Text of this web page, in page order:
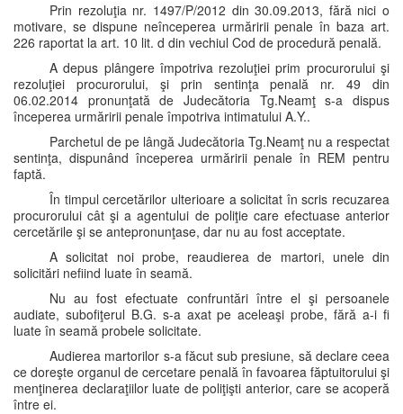
Prin rezoluţia nr. 1497/P/2012 din 30.09.2013, fără nici o
motivare, se dispune neînceperea urmăririi penale în baza art.
226 raportat la art. 10 lit. d din vechiul Cod de procedură penală.
A depus plângere împotriva rezoluţiei prim procurorului şi
rezoluţiei procurorului, şi prin sentinţa penală nr. 49 din
06.02.2014 pronunţată de Judecătoria Tg.Neamţ s-a dispus
începerea urmăririi penale împotriva intimatului A.Y..
Parchetul de pe lângă Judecătoria Tg.Neamţ nu a respectat
sentinţa, dispunând începerea urmăririi penale în REM pentru
faptă.
În timpul cercetărilor ulterioare a solicitat în scris recuzarea
procurorului cât şi a agentului de poliţie care efectuase anterior
cercetările şi se antepronunţase, dar nu au fost acceptate.
A solicitat noi probe, reaudierea de martori, unele din
solicitări nefiind luate în seamă.
Nu au fost efectuate confruntări între el şi persoanele
audiate, subofiţerul B.G. s-a axat pe aceleaşi probe, fără a-i fi
luate în seamă probele solicitate.
Audierea martorilor s-a făcut sub presiune, să declare ceea
ce doreşte organul de cercetare penală în favoarea făptuitorului şi
menţinerea declaraţiilor luate de poliţişti anterior, care se acoperă
între ei.